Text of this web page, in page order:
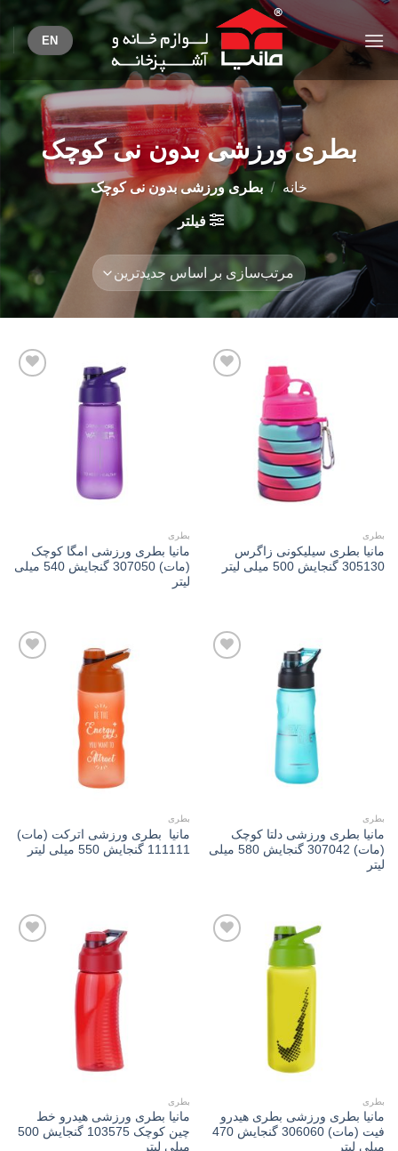
Skip
to
content
EN
بطری ورزشی بدون نی کوچک
خانه / بطری ورزشی بدون نی کوچک
فیلتر
بطری
مانیا بطری سیلیکونی زاگرس
305130 گنجایش 500 میلی لیتر
بطری
مانیا بطری ورزشی امگا کوچک
(مات) 307050 گنجایش 540 میلی
لیتر
بطری
مانیا بطری ورزشی دلتا کوچک
(مات) 307042 گنجایش 580 میلی
لیتر
بطری
مانیا بطری ورزشی اترکت (مات)
111111 گنجایش 550 میلی لیتر
بطری
مانیا بطری ورزشی بطری هیدرو
فیت (مات) 306060 گنجایش 470
میلی لیتر
بطری
مانیا بطری ورزشی هیدرو خط
چین کوچک 103575 گنجایش 500
میلی لیتر